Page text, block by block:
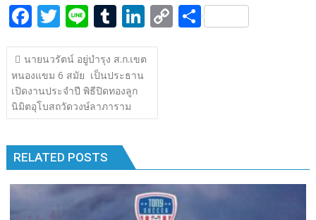
b
o
o
k
er bl
r
e
dI
n
y e
F
ac
e
b
o
o
k
T
w
itt
er
Li
n
e
T
u
m
bl
r
Li
n
k
n
C S
แนะแนว
เรื่อง
นายนวรัตน์ อยู่บำรุง ส.ก.เขต
หนองแขม 6 สมัย เป็นประธาน
เปิดงานประจำปี พิธีปิดทองลูก
นิมิตอุโบสถวัดวงษ์ลาภาราม
RELATED POSTS